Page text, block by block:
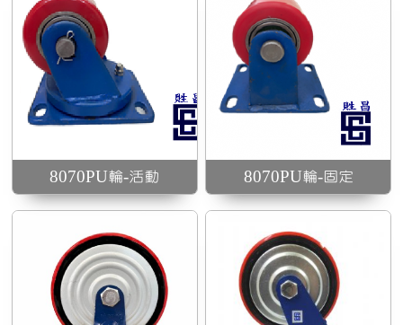
8070PU輪-活動 8070PU輪-固定
特色:經典耐用、高負
載且高抗衝擊、附防
塵蓋防止粉塵延長腳